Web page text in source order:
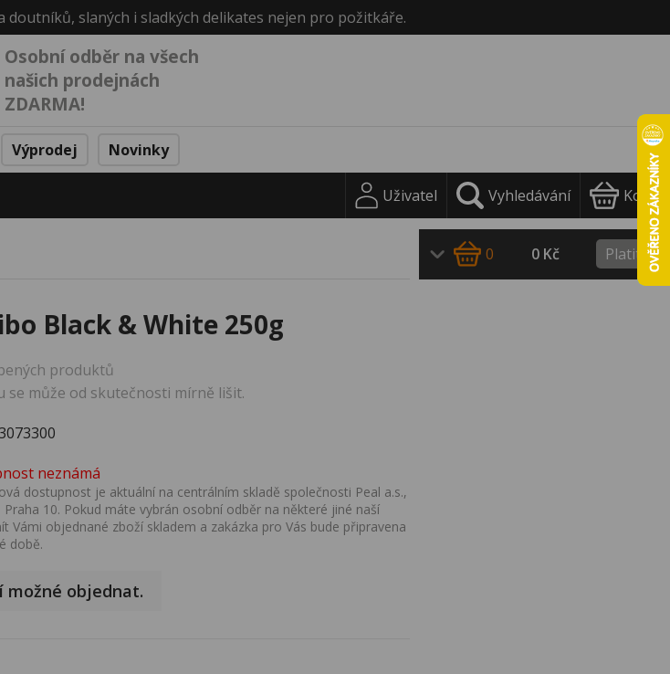
slaných i sladkých delikates nejen pro požitkáře.
Osobní odběr na všech
našich prodejnách
ZDARMA!
Výprodej Novinky
Uživatel Vyhledávání Košík
Black & White 250g
produktů
se může od skutečnosti mírně lišit.
neznámá
dostupnost je aktuální na centrálním skladě společnosti Peal a.s.,
Praha 10. Pokud máte vybrán osobní odběr na některé jiné naší
Vámi objednané zboží skladem a zakázka pro Vás bude připravena
době.
možné objednat.
0 0 Kč Platit